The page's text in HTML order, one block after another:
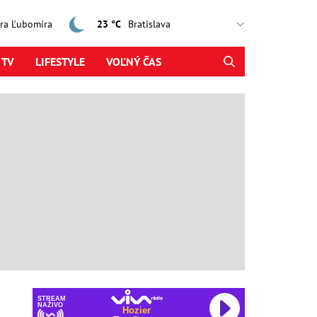
Ľubomíra 23 °C
LIFESTYLE VOĽNÝ ČAS
STREAM
NAŽIVO
Hozier